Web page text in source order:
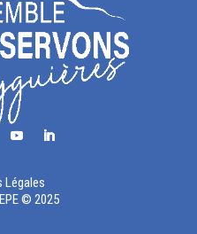
Légales
© 2025